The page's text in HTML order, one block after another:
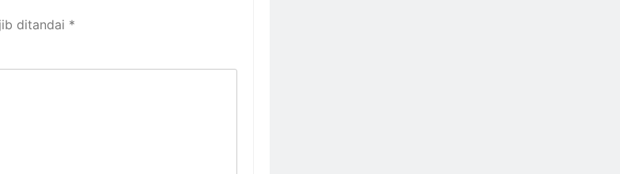
ditandai *